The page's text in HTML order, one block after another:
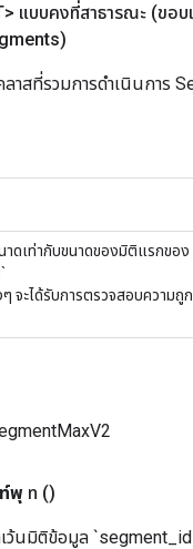
แบบคงที่สาธารณะ (ขอบ
ลาสที่รวมการดำเนินการ
าดเท่ากับขนาดของมิติแรกขอ
ๆ จะได้รับการตรวจสอบความ
พุ ท ()
ว้นมิติข้อมูล